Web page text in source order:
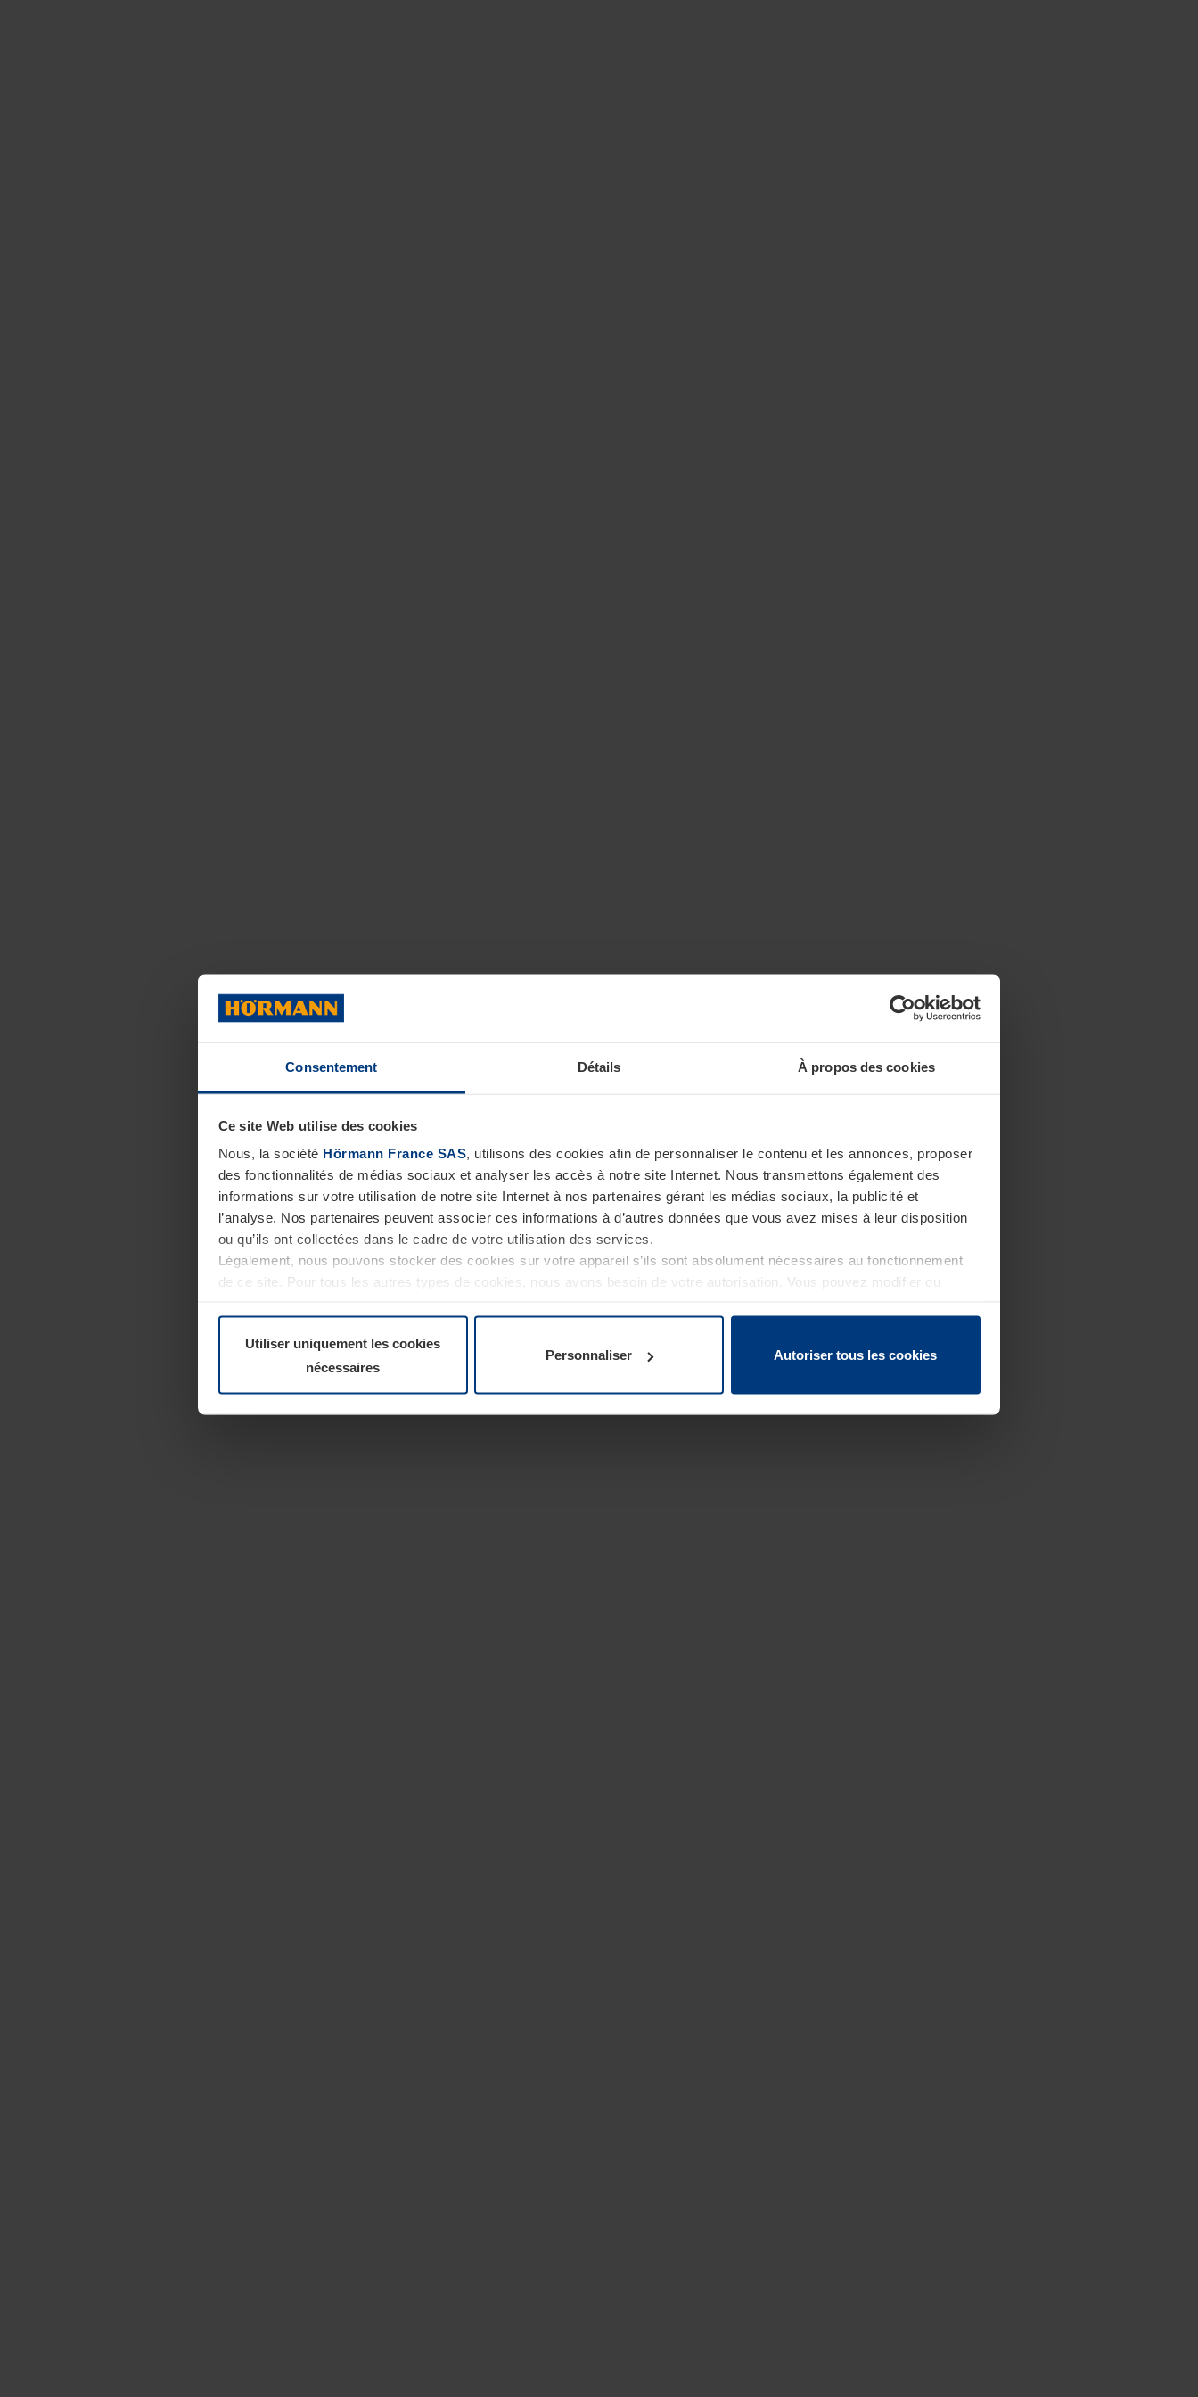
Consentement Détails À propos des cookies
Ce site Web utilise des cookies
Nous, la société Hörmann France SAS, utilisons des cookies afin de personnaliser le contenu et les annonces, proposer
des fonctionnalités de médias sociaux et analyser les accès à notre site Internet. Nous transmettons également des
informations sur votre utilisation de notre site Internet à nos partenaires gérant les médias sociaux, la publicité et
l’analyse. Nos partenaires peuvent associer ces informations à d’autres données que vous avez mises à leur disposition
ou qu’ils ont collectées dans le cadre de votre utilisation des services.
Légalement, nous pouvons stocker des cookies sur votre appareil s’ils sont absolument nécessaires au fonctionnement
de ce site. Pour tous les autres types de cookies, nous avons besoin de votre autorisation. Vous pouvez modifier ou
Utiliser uniquement les cookies
nécessaires
Personnaliser Autoriser tous les cookies